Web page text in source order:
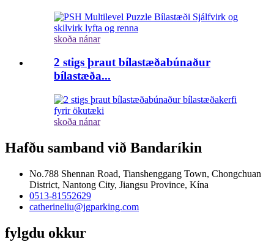
skoða nánar
2 stigs þraut bílastæðabúnaður
bílastæða...
skoða nánar
Hafðu samband við Bandaríkin
No.788 Shennan Road, Tianshenggang Town, Chongchuan
District, Nantong City, Jiangsu Province, Kína
0513-81552629
catherineliu@jgparking.com
fylgdu okkur